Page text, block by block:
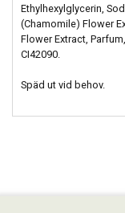
Ethylhexylglycerin,
(Chamomile) Flower
Flower Extract,
CI42090.
Späd ut vid behov.